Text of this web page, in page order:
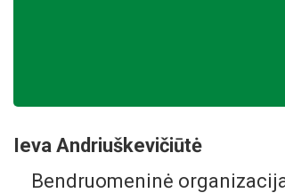
Ieva Andriuškevičiūtė
Bendruomeninė